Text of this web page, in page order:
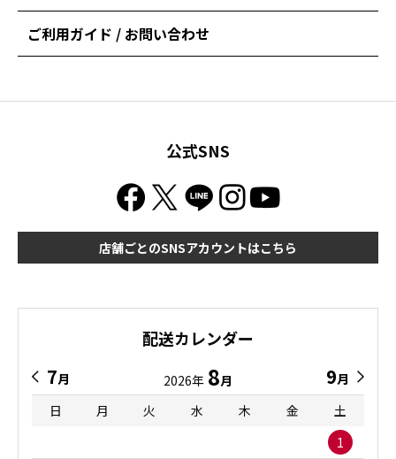
ご利用ガイド / お問い合わせ
公式SNS
店舗ごとのSNSアカウントはこちら
配送カレンダー
7月 2026年 8月 9月
日
月 火 水 木 金
土
1